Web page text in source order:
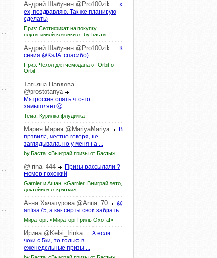
Андрей Шабунин @Pro100zik
х
ех, поздравляю. Так же планирую
сделать)
Приз: Сертификат на покупку
портативной колонки от by Баста
Андрей Шабунин @Pro100zik
К
сения @KsJA, спасибо)
Приз: Чехол для чемодана от Orbit от
Orbit
Татьяна Павлова
@prostotanya
Матроскин опять что-то
замышляет🤔
Тема: Курилка флудилка
Мария Мария @MariyaMariya
В
правила, честно говоря, не
заглядывала, но у меня на ...
by Баста: «Выиграй призы от Басты»
@Irina_444
Призы рассылали ?
Номер похожий
Garnier и Ашан: «Garnier. Выиграй лето,
достойное открытки»
Анна Хачатурова @Anna_70
@
anfisa75, а как серты свои забрать...
Мираторг: «Мираторг Гриль-Охота!»
Ирина @Kelsi_Irinka
А если
чеки с 5ки, то только в
еженедельные призы ...